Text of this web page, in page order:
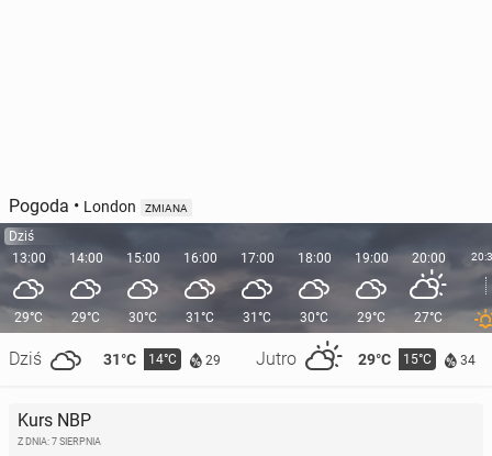
Pogoda • London ZMIANA
Dziś
13:00
29°C
Dziś 31°C 14°C 29 Jutro 29°C 15°C 34
14:00
29°C
15:00
30°C
16:00
31°C
17:00
31°C
18:00
30°C
19:00
29°C
20:00
27°C
Kurs NBP
Z DNIA: 7 SIERPNIA